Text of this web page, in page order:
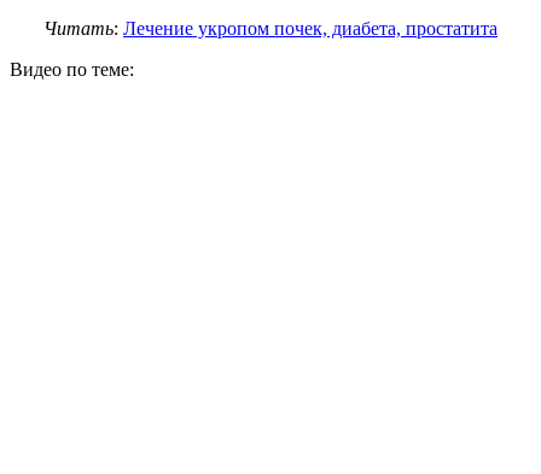
Читать: Лечение укропом почек, диабета, простатита
Видео по теме: